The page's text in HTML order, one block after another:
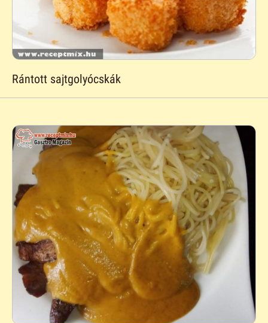
Rántott sajtgolyócskák